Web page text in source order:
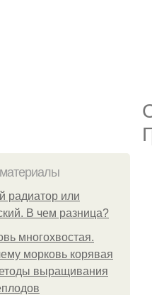
радиатор или
В чем разница?
многохвостая.
морковь корявая
выращивания